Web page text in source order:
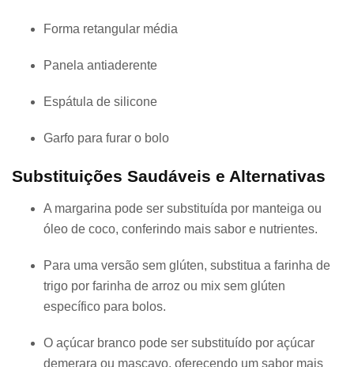
Forma retangular média
Panela antiaderente
Espátula de silicone
Garfo para furar o bolo
Substituições Saudáveis e Alternativas
A margarina pode ser substituída por manteiga ou
óleo de coco, conferindo mais sabor e nutrientes.
Para uma versão sem glúten, substitua a farinha de
trigo por farinha de arroz ou mix sem glúten
específico para bolos.
O açúcar branco pode ser substituído por açúcar
demerara ou mascavo, oferecendo um sabor mais